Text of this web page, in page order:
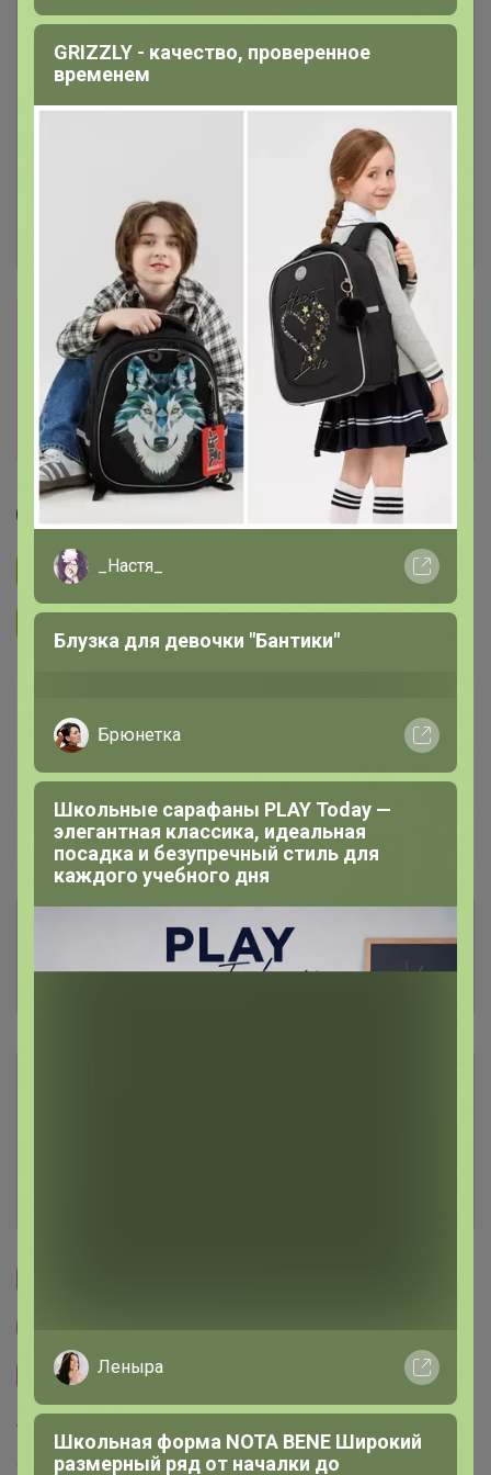
Сбор заказов в данной закупке
завершен.
К сожалению организатор еще не открыл
новую. Подпишитесь на новости закупки,
чтобы быть в курсе её открытия!
Подписаться на закупку
Подписаться на организатора
0 %
Ожидание ~ 17 дней
Пристрой 6 лотов
Комментарии к лотам
Другие СП организатора Джилка
Сайт закупки
Торговые марки
Tiny Brook™
GRIZZLY - качество, проверенное
временем
_Настя_
Блузка для девочки "Бантики"
Брюнетка
Школьные сарафаны PLAY Today —
элегантная классика, идеальная
посадка и безупречный стиль для
каждого учебного дня
Леныра
Школьная форма NOTA BENE Широкий
размерный ряд от началки до